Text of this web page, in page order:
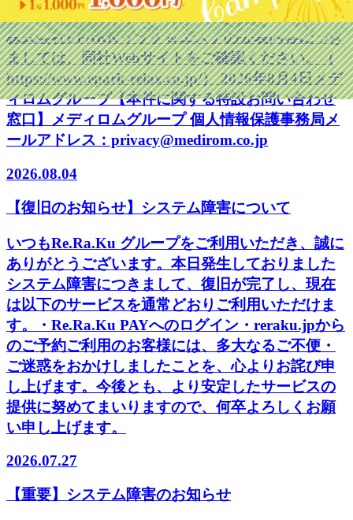
やかにお知らせいたします。 なお、本件に関する
株式会社EPARKリラク＆エステの公表内容につき
ましては、同社Webサイトをご確認ください。（
https://www.epark-relax.co.jp/） 2026年8月4日メデ
ィロムグループ【本件に関する特設お問い合わせ
窓口】メディロムグループ 個人情報保護事務局メ
ールアドレス：privacy@medirom.co.jp
2026.08.04
【復旧のお知らせ】システム障害について
いつもRe.Ra.Ku グループをご利用いただき、誠に
ありがとうございます。本日発生しておりました
システム障害につきまして、復旧が完了し、現在
は以下のサービスを通常どおりご利用いただけま
す。・Re.Ra.Ku PAYへのログイン・reraku.jpから
のご予約ご利用のお客様には、多大なるご不便・
ご迷惑をおかけしましたことを、心よりお詫び申
し上げます。今後とも、より安定したサービスの
提供に努めてまいりますので、何卒よろしくお願
い申し上げます。
2026.07.27
【重要】システム障害のお知らせ